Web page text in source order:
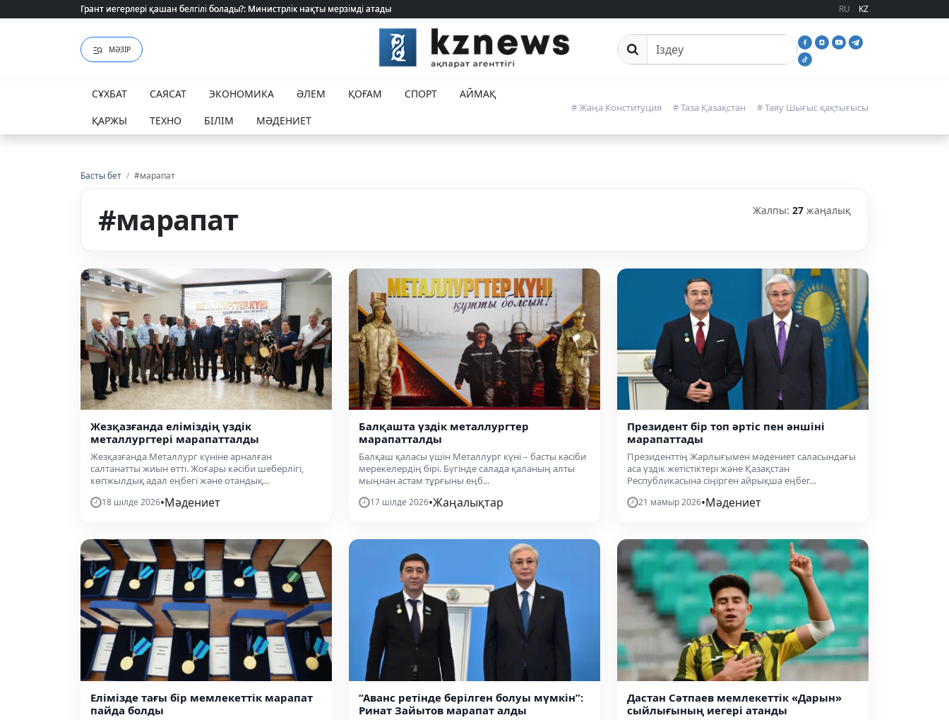
Грант иегерлері қашан белгілі болады?: Министрлік нақты мерзімді атады
Грант иегерлері қашан белгілі болады?: Министрлік нақты мерзімді атады RU KZ
МӘЗІР Сайттан іздеу
СҰХБАТ САЯСАТ ЭКОНОМИКА ӘЛЕМ ҚОҒАМ СПОРТ
АЙМАҚ
ҚАРЖЫ
ТЕХНО БІЛІМ МӘДЕНИЕТ
# Жаңа Конституция # Таза Қазақстан # Таяу Шығыс қақтығысы
Басты бет / #марапат
#марапат Жалпы: 27 жаңалық
Жезқазғанда еліміздің үздік
металлургтері марапатталды
Жезқазғанда Металлург күніне арналған
салтанатты жиын өтті. Жоғары кәсіби шеберлігі,
көпжылдық адал еңбегі және отандық...
18 шілде 2026•Мәдениет
Балқашта үздік металлургтер
марапатталды
Балқаш қаласы үшін Металлург күні – басты кәсіби
мерекелердің бірі. Бүгінде салада қаланың алты
мыңнан астам тұрғыны еңб...
17 шілде 2026•Жаңалықтар
Президент бір топ әртіс пен әншіні
марапаттады
Президенттің Жарлығымен мәдениет саласындағы
аса үздік жетістіктері және Қазақстан
Республикасына сіңірген айрықша еңбег...
21 мамыр 2026•Мәдениет
Елімізде тағы бір мемлекеттік марапат
пайда болды
“Аванс ретінде берілген болуы мүмкін”:
Ринат Зайытов марапат алды
Дастан Сәтпаев мемлекеттік «Дарын»
сыйлығының иегері атанды